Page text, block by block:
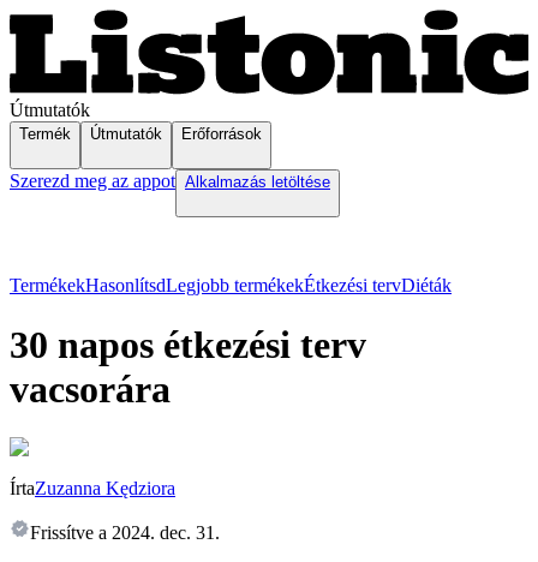
Útmutatók
Termék Útmutatók Erőforrások
Szerezd meg az appot Alkalmazás letöltése
TermékekHasonlítsdLegjobb termékekÉtkezési tervDiéták
30 napos étkezési terv
vacsorára
ÍrtaZuzanna Kędziora
Frissítve a 2024. dec. 31.